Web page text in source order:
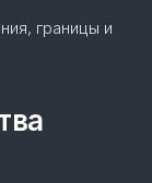
границы и